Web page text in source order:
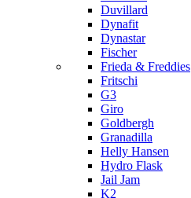
Duvillard
Dynafit
Dynastar
Fischer
Frieda & Freddies
Fritschi
G3
Giro
Goldbergh
Granadilla
Helly Hansen
Hydro Flask
Jail Jam
K2